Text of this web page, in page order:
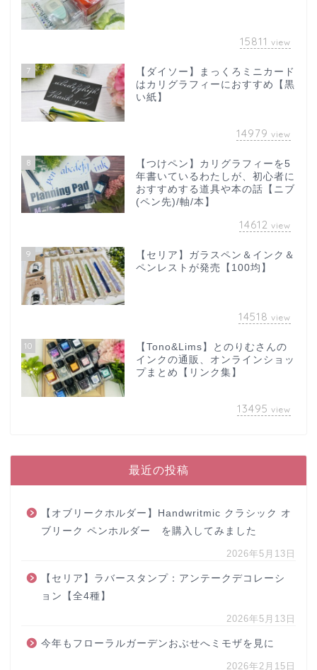
15811 view
7
【ダイソー】まっくろミニカード
はカリグラフィーにおすすめ【黒
い紙】
14979 view
8
【つけペン】カリグラフィーを5
年書いているわたしが、初心者に
おすすめする道具や本の話【ニブ
(ペン先)/軸/本】
14612 view
9
【セリア】ガラスペン＆インク＆
ペンレストが発売【100均】
14518 view
10
【Tono&Lims】とのりむさんの
インクの通販、オンラインショッ
プまとめ【リンク集】
13495 view
最近の投稿
【オブリークホルダー】Handwritmic クラシック オ
ブリーク ペンホルダー を購入してみました
2026年5月13日
【セリア】ラバースタンプ：アンテークデコレーシ
ョン【全4種】
2026年5月13日
今年もフローラルガーデンおぶせへミモザを見に
2026年2月15日